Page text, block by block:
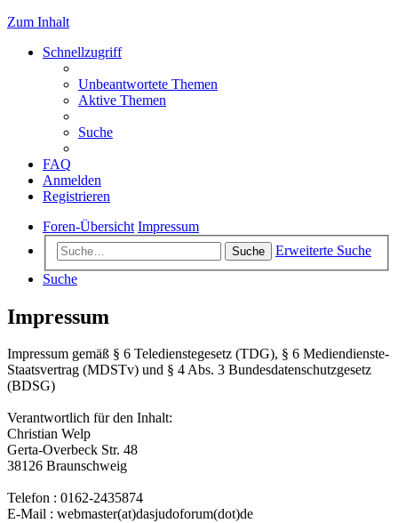
Zum Inhalt
Schnellzugriff
Unbeantwortete Themen
Aktive Themen
Suche
FAQ
Anmelden
Registrieren
Foren-Übersicht Impressum
Suche
Erweiterte Suche
Suche
Impressum
Impressum gemäß § 6 Teledienstegesetz (TDG), § 6 Mediendienste-
Staatsvertrag (MDSTv) und § 4 Abs. 3 Bundesdatenschutzgesetz
(BDSG)
Verantwortlich für den Inhalt:
Christian Welp
Gerta-Overbeck Str. 48
38126 Braunschweig
Telefon : 0162-2435874
E-Mail : webmaster(at)dasjudoforum(dot)de